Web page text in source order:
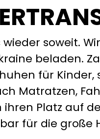
soweit.
beladen.
für Kinder,
Matratzen,
Platz auf
für die große